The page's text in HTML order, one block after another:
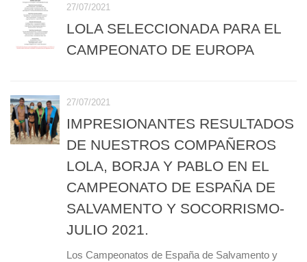
27/07/2021
LOLA SELECCIONADA PARA EL
CAMPEONATO DE EUROPA
27/07/2021
IMPRESIONANTES RESULTADOS
DE NUESTROS COMPAÑEROS
LOLA, BORJA Y PABLO EN EL
CAMPEONATO DE ESPAÑA DE
SALVAMENTO Y SOCORRISMO-
JULIO 2021.
Los Campeonatos de España de Salvamento y